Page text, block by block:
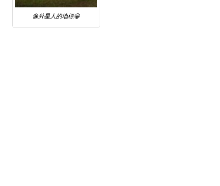
像外星人的地標😁